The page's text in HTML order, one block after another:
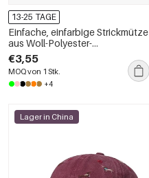
13-25 TAGE
Einfache, einfarbige Strickmütze
aus Woll-Polyester-
Mischgewebe mit Streifen
€3,55
MOQ von 1 Stk.
+4
Lager in China